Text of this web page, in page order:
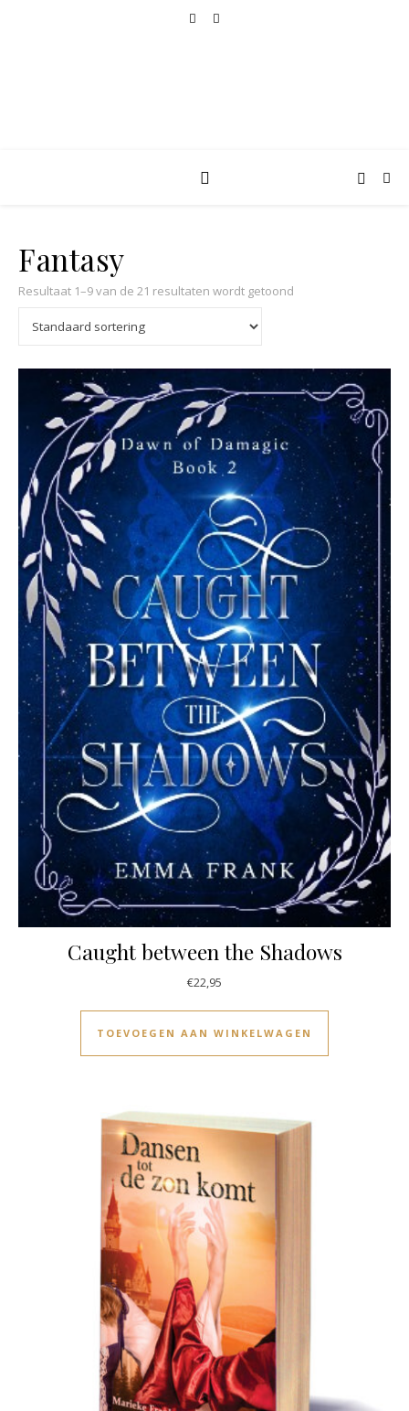
Fantasy
Resultaat 1–9 van de 21 resultaten wordt getoond
Caught between the Shadows
€22,95
TOEVOEGEN AAN WINKELWAGEN